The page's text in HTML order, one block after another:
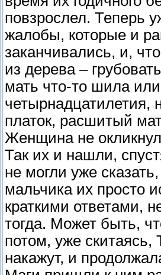
повзрослел. Теперь
жалобы, которые и
заканчивались, и,
из дерева –
мать что-то шила
четырнадцатилетия,
платок, расшитый
Женщина не
Так их и нашли,
не могли уже
мальчика их просто
краткими ответами,
тогда. Может быть,
потом, уже скитаясь,
накажут, и